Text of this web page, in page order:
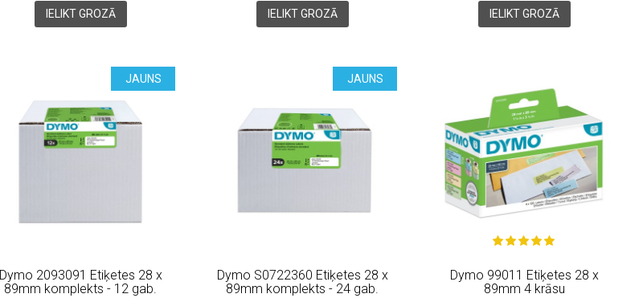
IELIKT GROZĀ IELIKT GROZĀ IELIKT GROZĀ
JAUNS
Dymo 2093091 Etiķetes 28 x
89mm komplekts - 12 gab.
JAUNS
Dymo S0722360 Etiķetes 28 x
89mm komplekts - 24 gab.
Dymo 99011 Etiķetes 28 x
89mm 4 krāsu